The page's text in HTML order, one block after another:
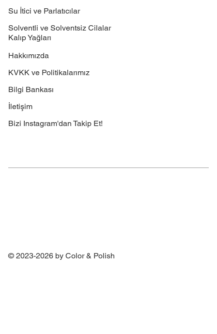
Su İtici ve Parlatıcılar
Solventli ve Solventsiz Cilalar
Kalıp Yağları
Hakkımızda
KVKK ve Politikalarımız
Bilgi Bankası
İletişim
Bizi Instagram'dan Takip Et!
© 2023-2026 by Color & Polish